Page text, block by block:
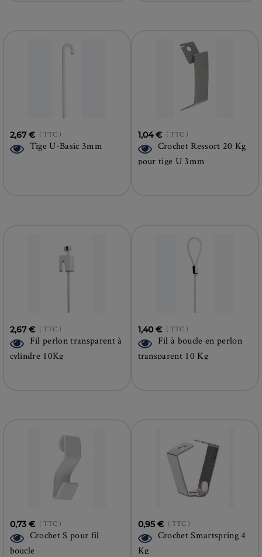
2,67 € ( TTC )
Tige U-Basic 3mm
1,04 € ( TTC )
Crochet Ressort 20 Kg
pour tige U 3mm
2,67 € ( TTC )
Fil perlon transparent à
cylindre 10Kg
1,40 € ( TTC )
Fil à boucle en perlon
transparent 10 Kg
0,73 € ( TTC )
Crochet S pour fil
boucle
0,95 € ( TTC )
Crochet Smartspring 4
Kg